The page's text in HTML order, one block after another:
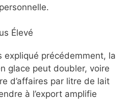
Élevé
expliqué précédemment, la
glace peut doubler, voire
d’affaires par litre de lait
à l’export amplifie